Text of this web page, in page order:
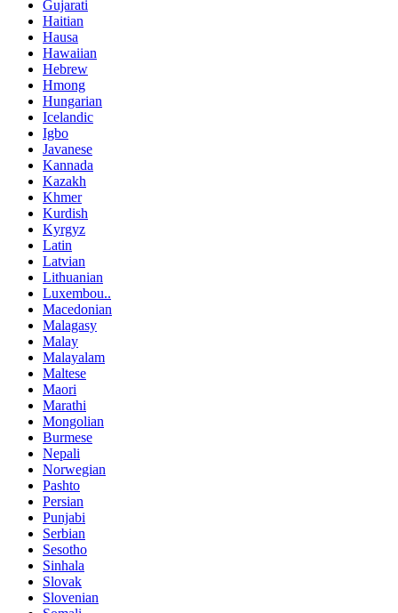
Gujarati
Haitian
Hausa
Hawaiian
Hebrew
Hmong
Hungarian
Icelandic
Igbo
Javanese
Kannada
Kazakh
Khmer
Kurdish
Kyrgyz
Latin
Latvian
Lithuanian
Luxembou..
Macedonian
Malagasy
Malay
Malayalam
Maltese
Maori
Marathi
Mongolian
Burmese
Nepali
Norwegian
Pashto
Persian
Punjabi
Serbian
Sesotho
Sinhala
Slovak
Slovenian